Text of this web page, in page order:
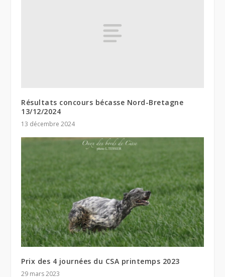
Résultats concours bécasse Nord-Bretagne
13/12/2024
13 décembre 2024
Prix des 4 journées du CSA printemps 2023
29 mars 2023